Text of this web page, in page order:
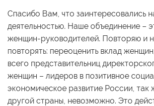
Спасибо Вам, что заинтересовались
деятельностью. Наше объединение –
женщин-руководителей. Повторяю и
повторять: переоценить вклад
всего представительниц
женщин – лидеров в позитивное
экономическое развитие России, так
другой страны, невозможно. Это